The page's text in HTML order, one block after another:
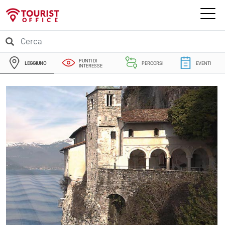
LEGGIUNO
PUNTI DI
INTERESSE
PERCORSI EVENTI